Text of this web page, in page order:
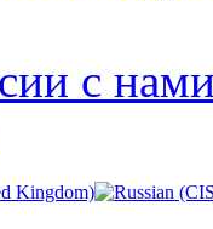
с